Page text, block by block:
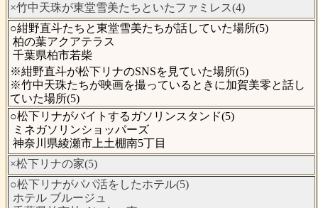
×竹中天珠が東堂雪美たちといたファミレス(4)
○紺野直斗たちと東堂雪美たちが話していた場所(5)
柏の葉アクアテラス
千葉県柏市若柴
※紺野直斗が松下リナのSNSを見ていた場所(5)
※竹中天珠たちが映画を撮っているときに加賀美零と話し
ていた場所(5)
○松下リナがバイトするガソリンスタンド(5)
ミネガソリンショッパーズ
神奈川県綾瀬市上土棚南5丁目
×松下リナの家(5)
○松下リナがパパ活をしたホテル(5)
ホテル ブルージュ